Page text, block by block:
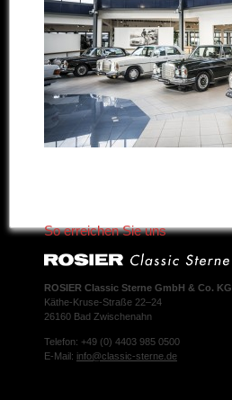
So erreichen Sie uns
ROSIER Classic Sterne GmbH & Co. KG
Käthe-Kruse-Straße 22–24
26160 Bad Zwischenahn
Telefon: +49 (0) 4403 985 0500
E-Mail: info@classic-sterne.de